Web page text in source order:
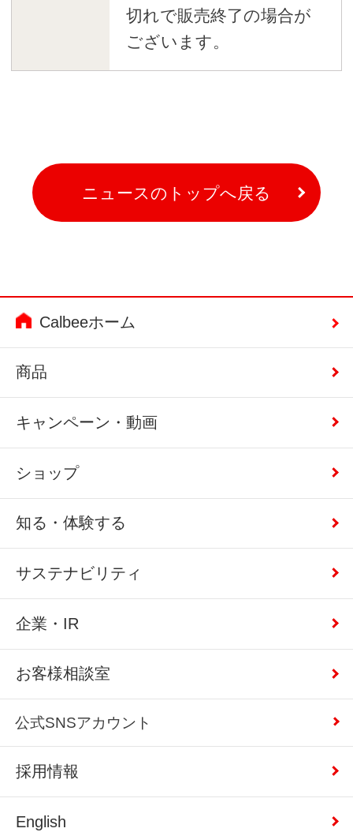
切れで販売終了の場合が
ございます。
ニュースのトップへ戻る
Calbeeホーム
商品
キャンペーン・動画
ショップ
知る・体験する
サステナビリティ
企業・IR
お客様相談室
公式SNSアカウント
採用情報
English